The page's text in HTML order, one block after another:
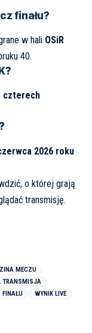
finału?
w hali OSiR
40.
czterech
2026 roku
o której grają
transmisję.
MECZU
TRANSMISJA
FINAŁU
WYNIK LIVE